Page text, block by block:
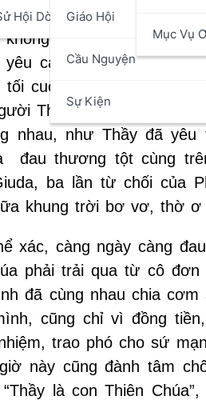
Hội Dòng Giáo Hội
Cầu Nguyện
Sự Kiện
Mục Vụ
giới hạn, không
cả những người có
tối cuối cùng, Chúa đã
Thầy luôn cưu
nhau, như Thầy đã
đau thương tột cùng
ba lần từ chối của
khung trời bơ vơ, thờ ơ
xác, càng ngày càng
phải trải qua từ cô
đã cùng nhau chia
cũng chỉ vì đồng
trao phó cho sứ
này cũng đành tâm
là con Thiên Chúa”,